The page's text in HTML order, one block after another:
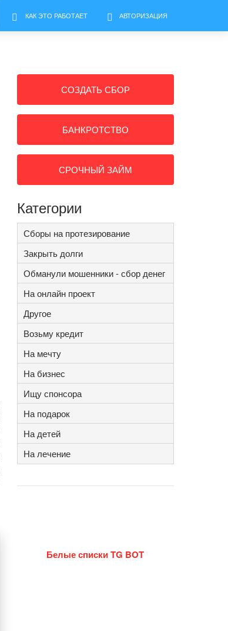
КАК ЭТО РАБОТАЕТ АВТОРИЗАЦИЯ
СОЗДАТЬ СБОР
БАНКРОТСТВО
СРОЧНЫЙ ЗАЙМ
Категории
Сборы на протезирование
Закрыть долги
Обманули мошенники - сбор денег
На онлайн проект
Другое
Возьму кредит
На мечту
На бизнес
Ищу спонсора
На подарок
На детей
На лечение
Белые списки TG BOT